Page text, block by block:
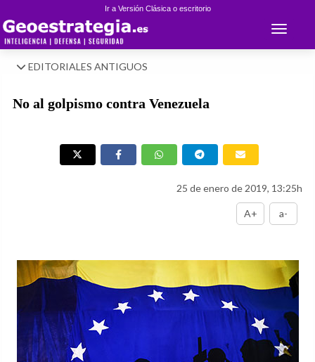
Ir a Versión Clásica o escritorio
Toggle
EDITORIALES ANTIGUOS
No al golpismo contra Venezuela
25 de enero de 2019, 13:25h
A+ a-